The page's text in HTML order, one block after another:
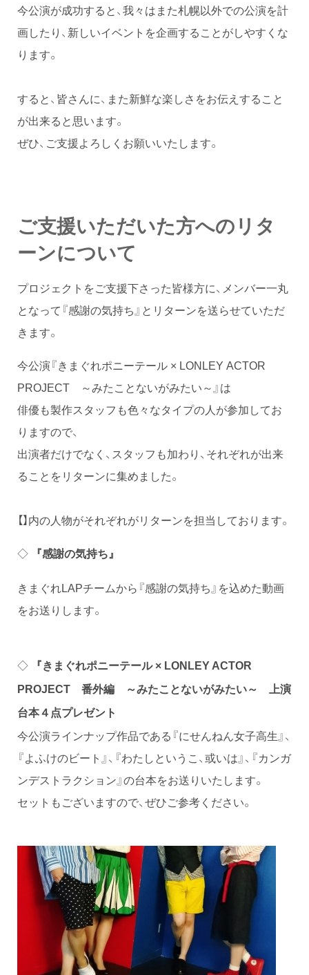
今公演が成功すると、我々はまた札幌以外での公演を計
画したり、新しいイベントを企画することがしやすくな
ります。
すると、皆さんに、また新鮮な楽しさをお伝えすること
が出来ると思います。
ぜひ、ご支援よろしくお願いいたします。
ご支援いただいた方へのリタ
ーンについて
プロジェクトをご支援下さった皆様方に、メンバー一丸
となって『感謝の気持ち』とリターンを送らせていただ
きます。
今公演『きまぐれポニーテール × LONLEY ACTOR
PROJECT ～みたことないがみたい～』は
俳優も製作スタッフも色々なタイプの人が参加してお
りますので、
出演者だけでなく、スタッフも加わり、それぞれが出来
ることをリターンに集めました。
【】内の人物がそれぞれがリターンを担当しております。
◇
『感謝の気持ち』
きまぐれLAPチームから『感謝の気持ち』を込めた動画
をお送りします。
◇
『きまぐれポニーテール × LONLEY ACTOR
PROJECT 番外編 ～みたことないがみたい～ 上演
台本４点プレゼント
今公演ラインナップ作品である『にせんねん女子高生』、
『よふけのビート』、『わたしというこ、或いは』、『カンガ
ンデストラクション』の台本をお送りいたします。
セットもございますので、ぜひご参考ください。